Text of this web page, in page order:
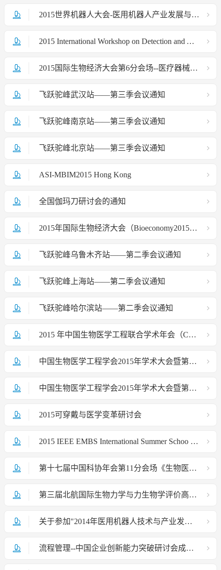
2015世界机器人大会-医用机器人产业发展与未来战略论坛通知
2015 International Workshop on Detection and Analysis of Single Blood Cancer Cells
2015国际生物经济大会第6分会场--医疗器械趋势与变革分会场成功召开
飞跃驼峰武汉站——第三季会议通知
飞跃驼峰南京站——第三季会议通知
飞跃驼峰北京站——第三季会议通知
ASI-MBIM2015 Hong Kong
全国伽玛刀研讨会的通知
2015年国际生物经济大会（Bioeconomy2015）--医疗器械趋势与变革分会场
飞跃驼峰乌鲁木齐站——第二季会议通知
飞跃驼峰上海站——第二季会议通知
飞跃驼峰哈尔滨站——第二季会议通知
2015 年中国生物医学工程联合学术年会（CBME'2015）
中国生物医学工程学会2015年学术大会暨第九次会员代表大会组织机构
中国生物医学工程学会2015年学术大会暨第九次会员代表大会征文通知
2015可穿戴与医学变革研讨会
2015 IEEE EMBS International Summer Schoo lof Neural Engineering -Brain Stimulation and Neuromodulat
第十七届中国科协年会第11分会场《生物医学工程高技术（含医疗器械）产业变革与技术转化论坛》征文通知
第三届北航国际生物力学与力生物学评价高级研讨班
关于参加"2014年医用机器人技术与产业发展研讨会"的通知
流程管理--中国企业创新能力突破研讨会成功召开